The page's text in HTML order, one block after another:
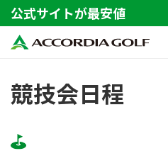
公式サイトが最安値
競技会日程